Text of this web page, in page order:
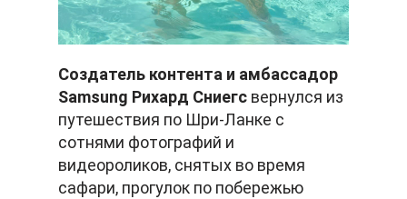
Создатель контента и амбассадор
Samsung Рихард Сниегс вернулся из
путешествия по Шри-Ланке с
сотнями фотографий и
видеороликов, снятых во время
сафари, прогулок по побережью